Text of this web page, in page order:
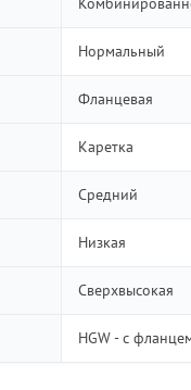
Нормальный
Фланцевая
Каретка
Средний
Низкая
Сверхвысокая
HGW - с